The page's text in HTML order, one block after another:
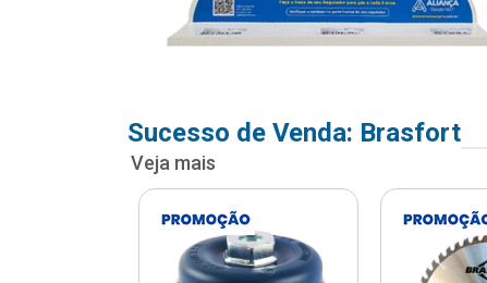
Sucesso de Venda: Brasfort
Veja mais